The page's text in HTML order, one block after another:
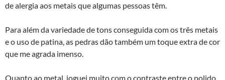
de alergia aos metais que algumas pessoas têm.
Para além da variedade de tons conseguida com os três metais
e o uso de patina, as pedras dão também um toque extra de cor
que me agrada imenso.
Quanto ao metal, joguei muito com o contraste entre o polido,